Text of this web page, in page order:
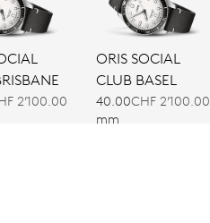
2’100.00
ORIS SOCIAL
CLUB BASEL
40.00
mm
CHF 2’100.00